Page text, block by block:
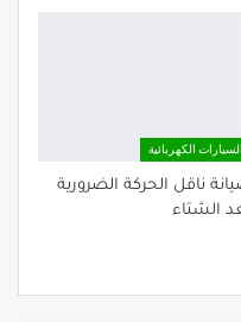
السيارات الكهربائية
ناقل الحركة الضرورية
الشتاء